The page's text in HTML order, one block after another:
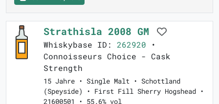
Strathisla 2008 GM
Whiskybase ID: 262920 •
Connoisseurs Choice - Cask
Strength
15 Jahre • Single Malt • Schottland
(Speyside) • First Fill Sherry Hogshead •
21600501 • 55.6% vol